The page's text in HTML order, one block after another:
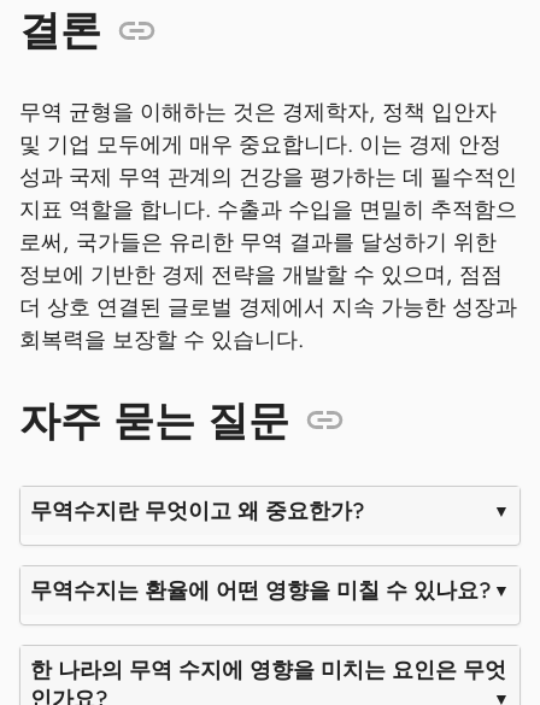
결론
무역 균형을 이해하는 것은 경제학자, 정책 입안자
및 기업 모두에게 매우 중요합니다. 이는 경제 안정
성과 국제 무역 관계의 건강을 평가하는 데 필수적인
지표 역할을 합니다. 수출과 수입을 면밀히 추적함으
로써, 국가들은 유리한 무역 결과를 달성하기 위한
정보에 기반한 경제 전략을 개발할 수 있으며, 점점
더 상호 연결된 글로벌 경제에서 지속 가능한 성장과
회복력을 보장할 수 있습니다.
자주 묻는 질문
무역수지란 무엇이고 왜 중요한가?
무역수지는 환율에 어떤 영향을 미칠 수 있나요?
한 나라의 무역 수지에 영향을 미치는 요인은 무엇